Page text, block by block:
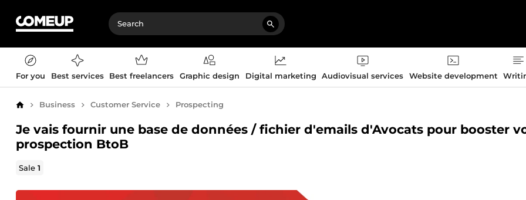
For you Best services Best freelancers Graphic design Digital marketing Audiovisual services Website development
Home Business Customer Service Prospecting
Je vais fournir une base de données / fichier d'emails d'Avocats pour booster
prospection BtoB
Sale1